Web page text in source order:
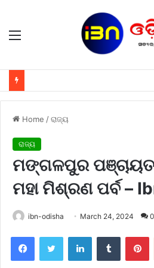
Menu
Home /ରାଜ୍ୟ
ରାଜ୍ୟ
ମଙ୍ଗଳପୁର
ମହା ମିଶ୍ରଣ ପର୍ବ –
ibn-odisha March 24, 2024 0
FacebookTwitter LinkedInTumblr